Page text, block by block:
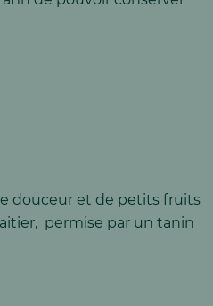
douceur et de petits fruits
permise par un tanin